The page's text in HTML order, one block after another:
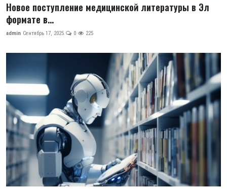
Новое поступление медицинской литературы в Эл
формате в...
admin Сентябрь 17, 2025 0 225